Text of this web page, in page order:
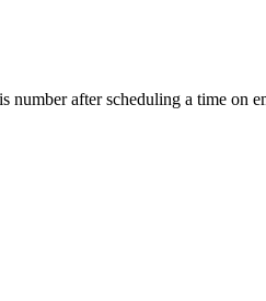
after scheduling a time on